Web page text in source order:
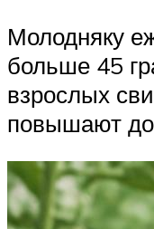
Молодняку
больше 45
взрослых
повышают